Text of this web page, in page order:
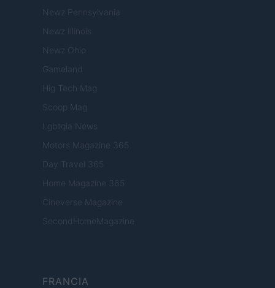
Newz Pennsylvania
Newz Illinois
Newz Ohio
Gameland
Hig Tech Mag
Scoop Mag
Lgbtqia News
Motors Magazine 365
Day Travel 365
Home Magazine 365
Cineverse Magazine
SecondHomeMagazine
FRANCIA